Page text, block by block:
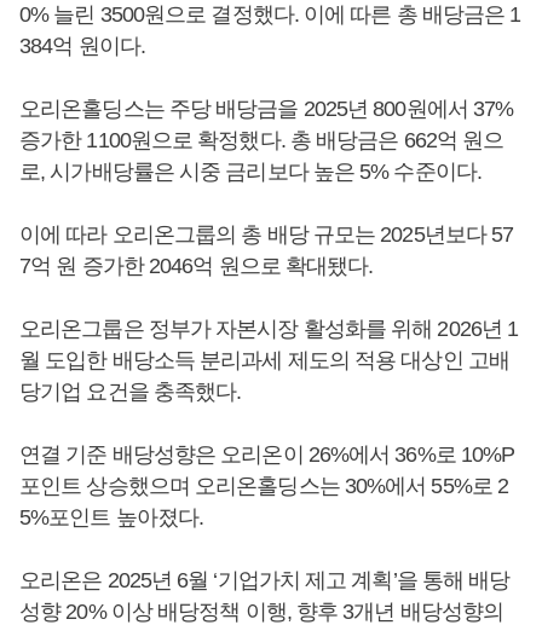
0% 늘린 3500원으로 결정했다. 이에 따른 총 배당금은 1
384억 원이다.
오리온홀딩스는 주당 배당금을 2025년 800원에서 37%
증가한 1100원으로 확정했다. 총 배당금은 662억 원으
로, 시가배당률은 시중 금리보다 높은 5% 수준이다.
이에 따라 오리온그룹의 총 배당 규모는 2025년보다 57
7억 원 증가한 2046억 원으로 확대됐다.
오리온그룹은 정부가 자본시장 활성화를 위해 2026년 1
월 도입한 배당소득 분리과세 제도의 적용 대상인 고배
당기업 요건을 충족했다.
연결 기준 배당성향은 오리온이 26%에서 36%로 10%P
포인트 상승했으며 오리온홀딩스는 30%에서 55%로 2
5%포인트 높아졌다.
오리온은 2025년 6월 ‘기업가치 제고 계획’을 통해 배당
성향 20% 이상 배당정책 이행, 향후 3개년 배당성향의